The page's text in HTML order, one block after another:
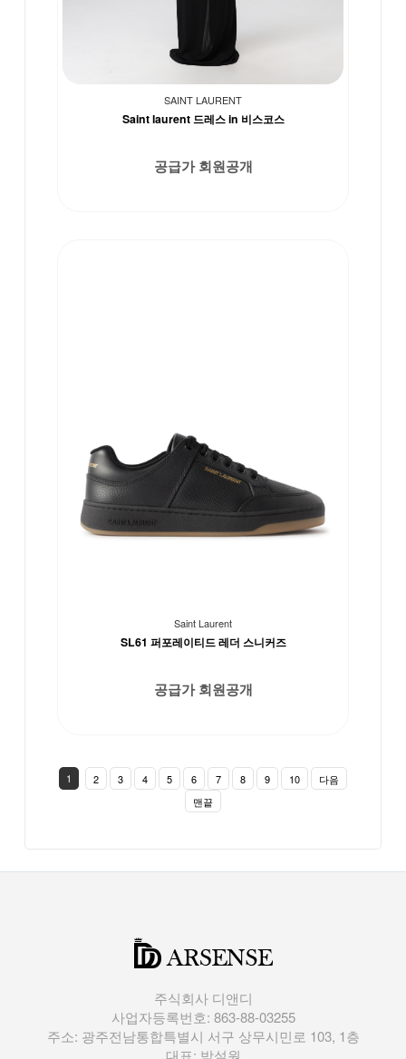
SAINT LAURENT
Saint laurent 드레스 in 비스코스
공급가 회원공개
Saint Laurent
SL61 퍼포레이티드 레더 스니커즈
공급가 회원공개
1 2 3 4 5 6 7 8 9 10
다음
맨끝
주식회사 디앤디
사업자등록번호: 863-88-03255
주소: 광주전남통합특별시 서구 상무시민로 103, 1층
대표: 박설원